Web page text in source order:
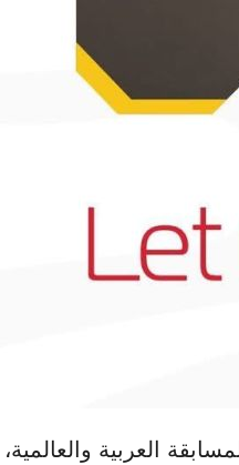
العربية والعالمية،